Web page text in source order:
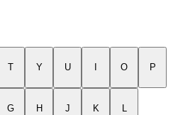
T Y U O P
G H J K L